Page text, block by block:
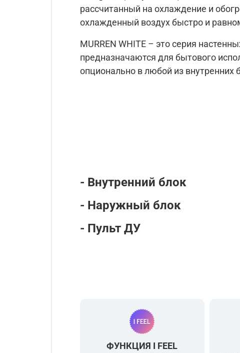
рассчитанный на охлаждение и
охлажденный воздух быстро и
MURREN WHITE – это серия
предназначаются для бытового
опционально в любой из
- Внутренний блок
- Наружный блок
- Пульт ДУ
ФУНКЦИЯ I FEEL